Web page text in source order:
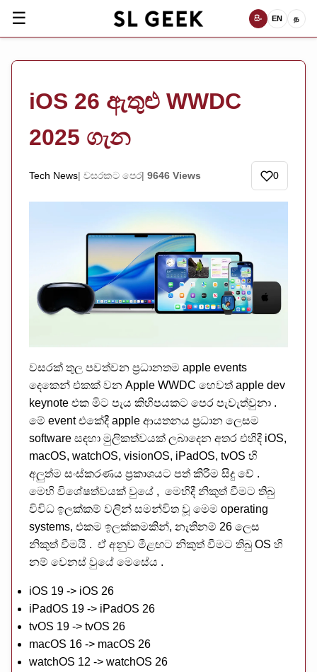
☰ සිං EN த
iOS 26 ඇතුළු WWDC
2025 ගැන
Tech News වසරකට පෙර 9646 Views 0
වසරක් තුල පවත්වන ප්‍රධානතම apple events
දෙකෙන් එකක් වන Apple WWDC හෙවත් apple dev
keynote එක මිට පැය කිහිපයකට පෙර පැවැත්වුනා .
මේ event එකේදී apple ආයතනය ප්‍රධාන ලෙසම
software සඳහා මුලිකත්වයක් ලබාදෙන අතර එහිදී iOS,
macOS, watchOS, visionOS, iPadOS, tvOS හි
අලුත්ම සංස්කරණය ප්‍රකාශයට පත් කිරීම සිදු වේ .
මෙහි විශේෂත්වයක් වුයේ , මෙහිදී නිකුත් වීමට තිබු
විවිධ ඉලක්කම් වලින් සමන්විත වූ මෙම operating
systems, එකම ඉලක්කමකින්, නැතිනම් 26 ලෙස
නිකුත් වීමයි . ඒ අනුව මීළඟට නිකුත් වීමට තිබු OS හි
නම් වෙනස් වුයේ මෙසේය .
iOS 19 -> iOS 26
iPadOS 19 -> iPadOS 26
tvOS 19 -> tvOS 26
macOS 16 -> macOS 26
watchOS 12 -> watchOS 26